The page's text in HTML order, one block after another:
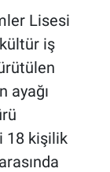
Lisesi
iş
ayağı
18 kişilik